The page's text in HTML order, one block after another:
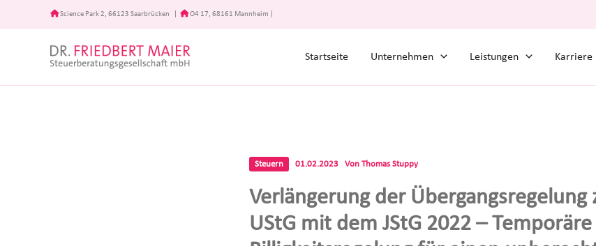
Science Park 2, 66123 Saarbrücken O4 17, 68161 Mannheim
Startseite Unternehmen Leistungen Karriere
Steuern 01.02.2023 Von Thomas Stuppy
Verlängerung der Übergangsregelung
UStG mit dem JStG 2022 – Temporäre